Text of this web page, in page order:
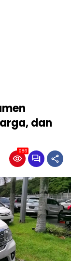
dan
986